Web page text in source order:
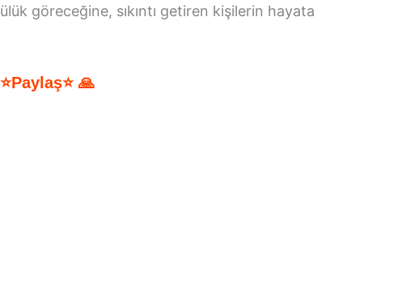
göreceğine, sıkıntı getiren kişilerin hayata
🙏